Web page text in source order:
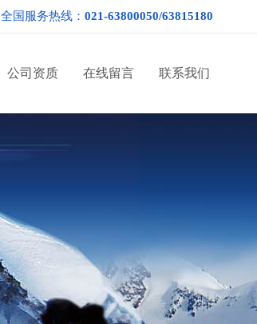
全国服务热线： 021-63800050/63815180
公司资质 在线留言 联系我们